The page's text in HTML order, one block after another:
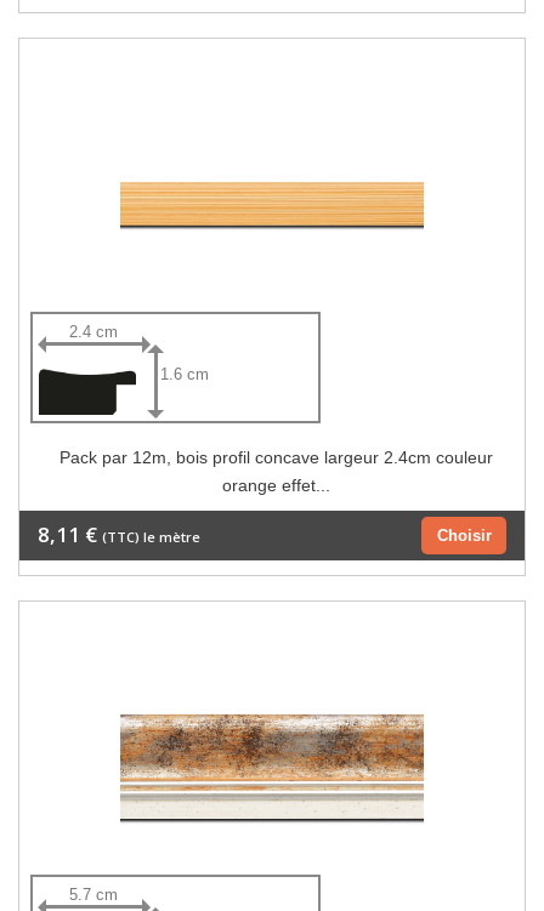
2.4 cm
1.6 cm
Pack par 12m, bois profil concave largeur 2.4cm couleur
orange effet...
Choisir
8,11 € (TTC) le mètre
5.7 cm